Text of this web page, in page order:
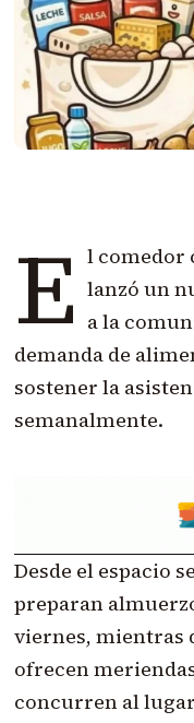
E l comedor
lanzó un
a la
demanda de
sostener la
semanalmente.
Desde el espacio
preparan
viernes, mientras
ofrecen
concurren al